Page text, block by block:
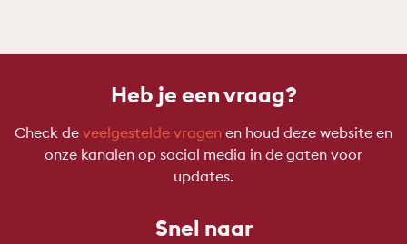
Heb je een vraag?
Check de veelgestelde vragen en houd deze website en
onze kanalen op social media in de gaten voor
updates.
Snel naar